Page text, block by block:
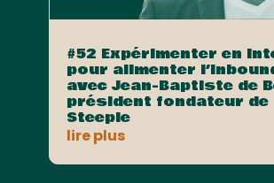
#52 Expérimenter en
pour alimenter
avec Jean-Baptiste de
président fondateur de
Steeple
lire plus